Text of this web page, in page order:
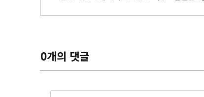
0개의 댓글